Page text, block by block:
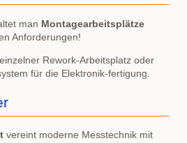
man Montagearbeitsplätze
Anforderungen!
Rework-Arbeitsplatz oder
für die Elektronik-fertigung.
vereint moderne Messtechnik mit